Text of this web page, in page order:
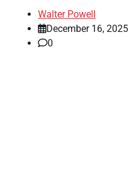
Walter Powell
December 16, 2025
0